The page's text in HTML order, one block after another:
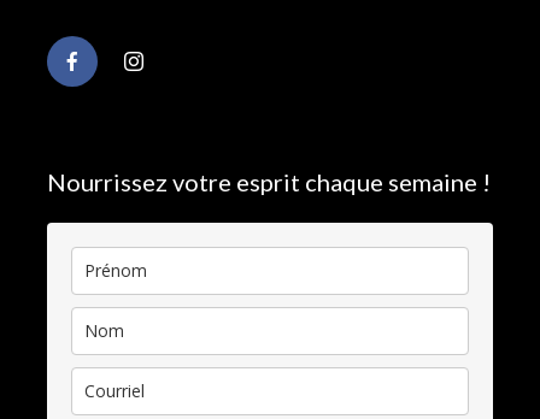
Nourrissez votre esprit chaque semaine !